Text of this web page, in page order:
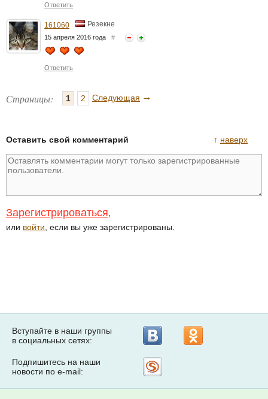
Ответить
161060 Резекне
15 апреля 2016 года #
Ответить
Страницы: 1 2 Следующая →
↑ наверх
Оставить свой комментарий
Зарегистрироваться,
или войти , если вы уже зарегистрированы.
Вступайте в наши группы
в социальных сетях:
Подпишитесь на наши
новости по e-mail: